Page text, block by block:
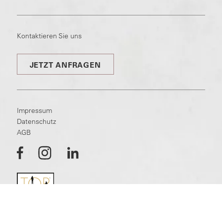
Kontaktieren Sie uns
JETZT ANFRAGEN
Impressum
Datenschutz
AGB